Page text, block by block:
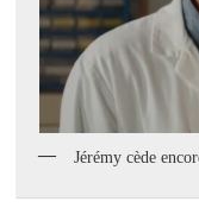
Jérémy cède